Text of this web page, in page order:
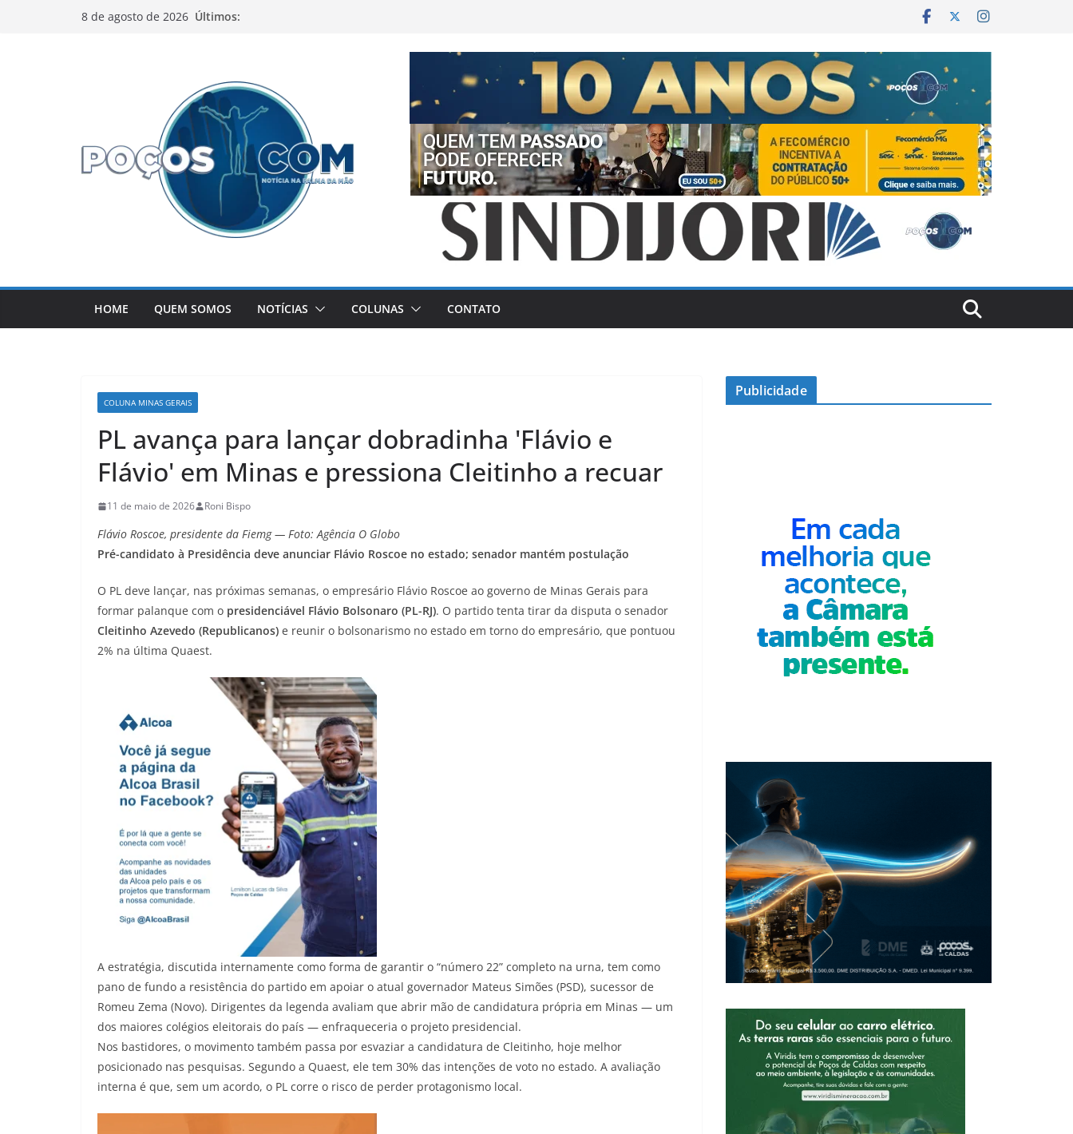
8 de agosto de 2026 Últimos:
HOME QUEM SOMOS NOTÍCIAS COLUNAS CONTATO
COLUNA MINAS GERAIS
PL avança para lançar dobradinha 'Flávio e
Flávio' em Minas e pressiona Cleitinho a recuar
11 de maio de 2026 Roni Bispo
Flávio Roscoe, presidente da Fiemg — Foto: Agência O Globo
Pré-candidato à Presidência deve anunciar Flávio Roscoe no estado; senador mantém postulação
O PL deve lançar, nas próximas semanas, o empresário Flávio Roscoe ao governo de Minas Gerais para
formar palanque com o presidenciável Flávio Bolsonaro (PL-RJ). O partido tenta tirar da disputa o senador
Cleitinho Azevedo (Republicanos) e reunir o bolsonarismo no estado em torno do empresário, que pontuou
2% na última Quaest.
A estratégia, discutida internamente como forma de garantir o “número 22” completo na urna, tem como
pano de fundo a resistência do partido em apoiar o atual governador Mateus Simões (PSD), sucessor de
Romeu Zema (Novo). Dirigentes da legenda avaliam que abrir mão de candidatura própria em Minas — um
dos maiores colégios eleitorais do país — enfraqueceria o projeto presidencial.
Nos bastidores, o movimento também passa por esvaziar a candidatura de Cleitinho, hoje melhor
posicionado nas pesquisas. Segundo a Quaest, ele tem 30% das intenções de voto no estado. A avaliação
interna é que, sem um acordo, o PL corre o risco de perder protagonismo local.
Publicidade